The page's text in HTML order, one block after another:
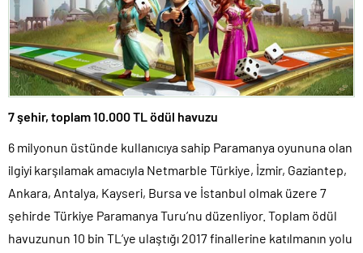
7 şehir, toplam 10.000 TL ödül havuzu
6 milyonun üstünde kullanıcıya sahip Paramanya oyununa olan
ilgiyi karşılamak amacıyla Netmarble Türkiye, İzmir, Gaziantep,
Ankara, Antalya, Kayseri, Bursa ve İstanbul olmak üzere 7
şehirde Türkiye Paramanya Turu’nu düzenliyor. Toplam ödül
havuzunun 10 bin TL’ye ulaştığı 2017 finallerine katılmanın yolu